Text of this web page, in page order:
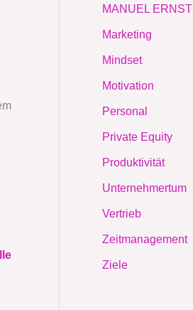
MANUEL ERNST
Marketing
Mindset
Motivation
Personal
Private Equity
Produktivität
Unternehmertum
Vertrieb
Zeitmanagement
Ziele